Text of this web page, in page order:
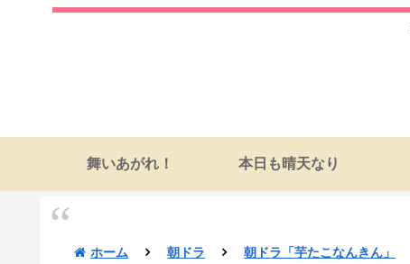
舞いあがれ！ 本日も晴天なり
ホーム 朝ドラ 朝ドラ「芋たこなんきん」